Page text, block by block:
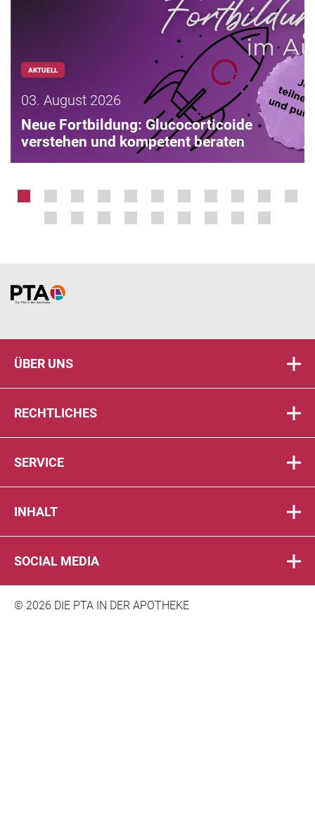
AKTUELL
03. August 2026
Neue Fortbildung: Glucocorticoide
verstehen und kompetent beraten
Home
ÜBER UNS
RECHTLICHES
SERVICE
INHALT
SOCIAL MEDIA
© 2026 DIE PTA IN DER APOTHEKE